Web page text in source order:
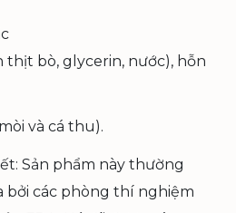
thịt bò, glycerin, nước), hỗn
và cá thu).
Sản phẩm này thường
bởi các phòng thí nghiệm